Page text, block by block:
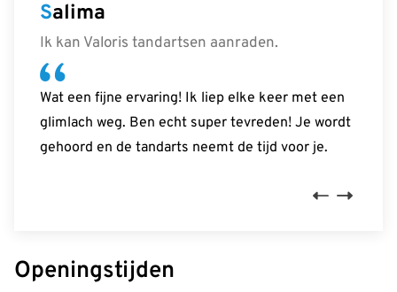
Salima
Ik kan Valoris tandartsen aanraden.
Wat een fijne ervaring! Ik liep elke keer met een
glimlach weg. Ben echt super tevreden! Je wordt
gehoord en de tandarts neemt de tijd voor je.
Rick
Een hele fijne ervaring gehad.
Het verliep allemaal soepel en ik werd heel fijn
geholpen door het hele team.
Monique
Erg fijne tandarts.
Ze neemt de tijd om alles goed te controleren en
bespreken.
Previous
Next
Openingstijden